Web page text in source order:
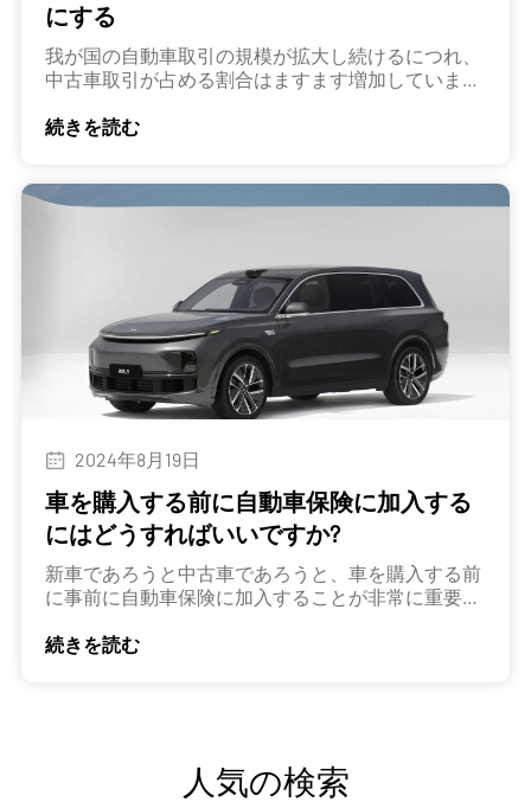
にする
我が国の自動車取引の規模が拡大し続けるにつれ、
中古車取引が占める割合はますます増加していま
続きを読む
2024年8月19日
車を購入する前に自動車保険に加入する
にはどうすればいいですか?
新車であろうと中古車であろうと、車を購入する前
に事前に自動車保険に加入することが非常に重要で
続きを読む
人気の検索